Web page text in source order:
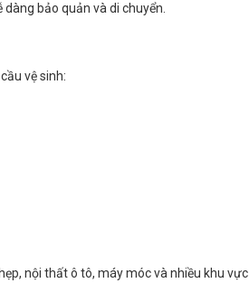
bảo quản và di chuyển.
vệ sinh:
nội thất ô tô, máy móc và nhiều khu vực